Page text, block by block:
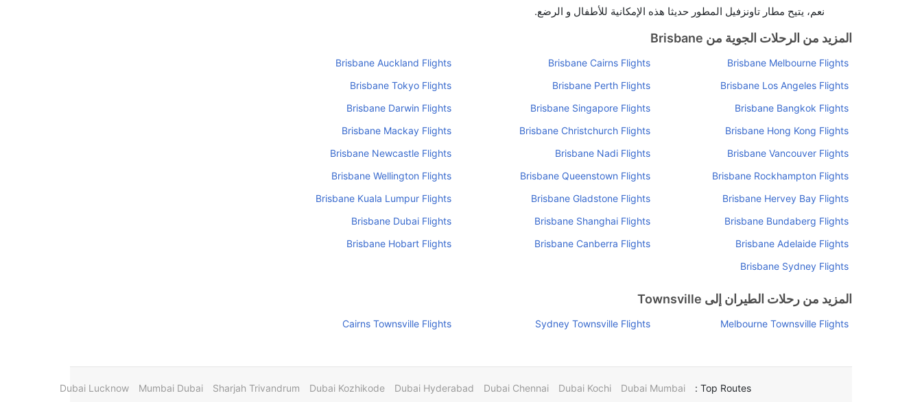
نعم، يتيح مطار تاونزفيل المطور حديثا هذه الإمكانية للأطفال و الرضع.
المزيد من الرحلات الجوية من Brisbane
Brisbane Melbourne Flights
Brisbane Cairns Flights
Brisbane Auckland Flights
Brisbane Los Angeles Flights
Brisbane Perth Flights
Brisbane Tokyo Flights
Brisbane Bangkok Flights
Brisbane Singapore Flights
Brisbane Darwin Flights
Brisbane Hong Kong Flights
Brisbane Christchurch Flights
Brisbane Mackay Flights
Brisbane Vancouver Flights
Brisbane Nadi Flights
Brisbane Newcastle Flights
Brisbane Rockhampton Flights
Brisbane Queenstown Flights
Brisbane Wellington Flights
Brisbane Hervey Bay Flights
Brisbane Gladstone Flights
Brisbane Kuala Lumpur Flights
Brisbane Bundaberg Flights
Brisbane Shanghai Flights
Brisbane Dubai Flights
Brisbane Adelaide Flights
Brisbane Canberra Flights
Brisbane Hobart Flights
Brisbane Sydney Flights
المزيد من رحلات الطيران إلى Townsville
Melbourne Townsville Flights
Sydney Townsville Flights
Cairns Townsville Flights
Top Routes :
Dubai Mumbai
Dubai Kochi
Dubai Chennai
Dubai Hyderabad
Dubai Kozhikode
Sharjah Trivandrum
Mumbai Dubai
Dubai Lucknow